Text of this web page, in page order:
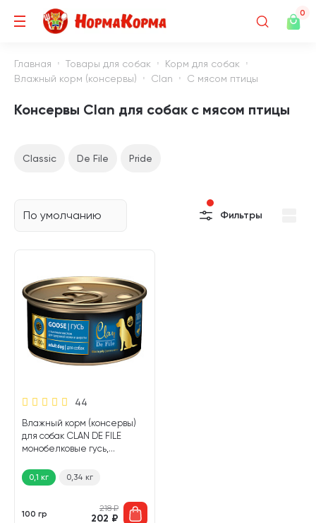
0
Главная Товары для собак
Корм для собак
Влажный корм (консервы)
Clan С мясом птицы
Консервы Clan для собак с мясом птицы
Classic De File Pride
По умолчанию Фильтры
44
Влажный корм (консервы)
для собак CLAN DE FILE
монобелковые гусь,
0,1 кг 0,34 кг
100 гр
218₽
202 ₽